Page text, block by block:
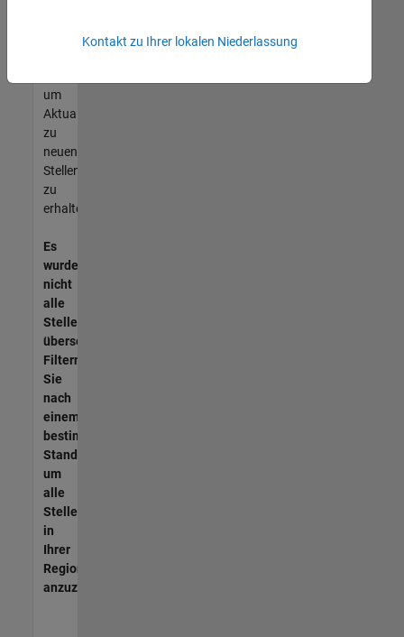
unseres
um
Aktualisierungen
zu
neuen
Stellenangeboten
zu
erhalten.
Es
wurden
nicht
alle
Stellen
übersetzt.
Filtern
Sie
nach
einem
bestimmten
Standort,
um
alle
Stellenangebote
in
Ihrer
Region
anzuzeigen.
Kontakt zu Ihrer lokalen Niederlassung